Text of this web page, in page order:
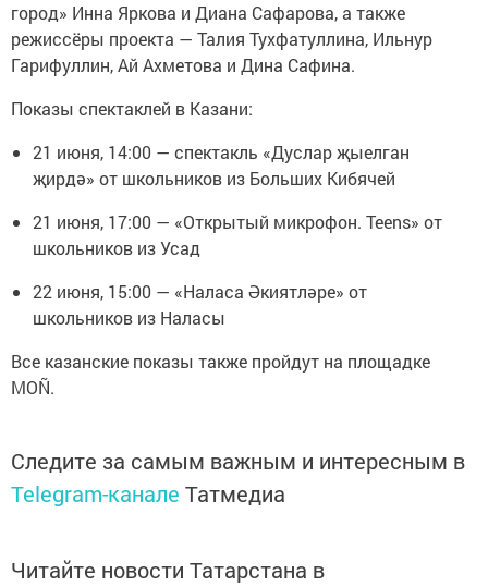
город» Инна Яркова и Диана Сафарова, а также
режиссёры проекта — Талия Тухфатуллина, Ильнур
Гарифуллин, Ай Ахметова и Дина Сафина.
Показы спектаклей в Казани:
21 июня, 14:00 — спектакль «Дуслар җыелган
җирдә» от школьников из Больших Кибячей
21 июня, 17:00 — «Открытый микрофон. Teens» от
школьников из Усад
22 июня, 15:00 — «Наласа Әкиятләре» от
школьников из Наласы
Все казанские показы также пройдут на площадке
MOÑ.
Следите за самым важным и интересным в
Telegram-канале Татмедиа
Читайте новости Татарстана в